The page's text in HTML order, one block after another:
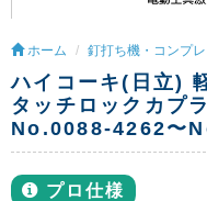
ホーム 釘打ち機・コンプ
ハイコーキ(日立)
タッチロックカプ
No.0088-4262〜
プロ仕様